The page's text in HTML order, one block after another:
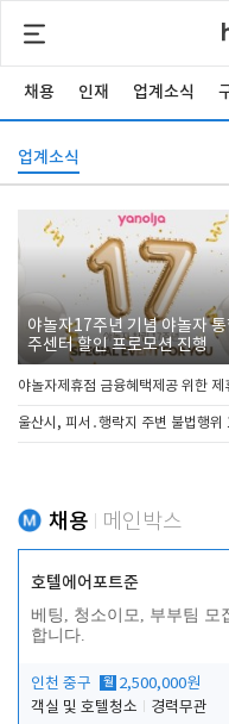
채용 인재 업계소식
업계소식
야놀자17주년 기념 야놀자
주센터 할인 프로모션 진행
야놀자제휴점 금융혜택제공 위한 제
울산시, 피서․행락지 주변 불법행위
채용 메인박스
호텔에어포트준
베팅, 청소이모, 부부팀 모
합니다.
인천 중구 월 2,500,000원
객실 및 호텔청소
경력무관